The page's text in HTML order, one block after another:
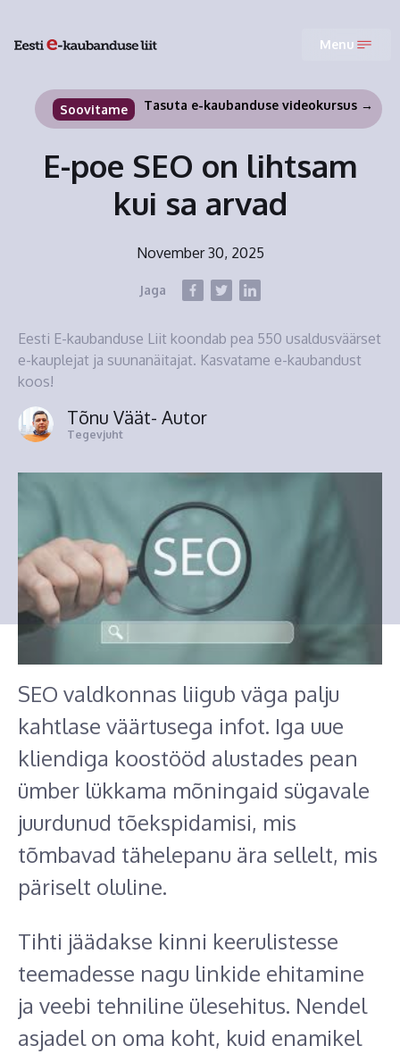
Menu
Soovitame Tasuta e-kaubanduse videokursus →
E-poe SEO on lihtsam
kui sa arvad
November 30, 2025
Jaga
Eesti E-kaubanduse Liit koondab pea 550 usaldusväärset
e-kauplejat ja suunanäitajat. Kasvatame e-kaubandust
koos!
Tõnu Väät- Autor
Tegevjuht
SEO valdkonnas liigub väga palju
kahtlase väärtusega infot. Iga uue
kliendiga koostööd alustades pean
ümber lükkama mõningaid sügavale
juurdunud tõekspidamisi, mis
tõmbavad tähelepanu ära sellelt, mis
päriselt oluline.
Tihti jäädakse kinni keerulistesse
teemadesse nagu linkide ehitamine
ja veebi tehniline ülesehitus. Nendel
asjadel on oma koht, kuid enamikel